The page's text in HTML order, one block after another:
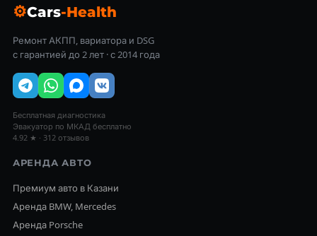
⚙Cars-Health
Ремонт АКПП, вариатора и DSG
с гарантией до 2 лет · с 2014 года
Бесплатная диагностика
Эвакуатор по МКАД бесплатно
4.92 ★ · 312 отзывов
АРЕНДА АВТО
Премиум авто в Казани
Аренда BMW, Mercedes
Аренда Porsche